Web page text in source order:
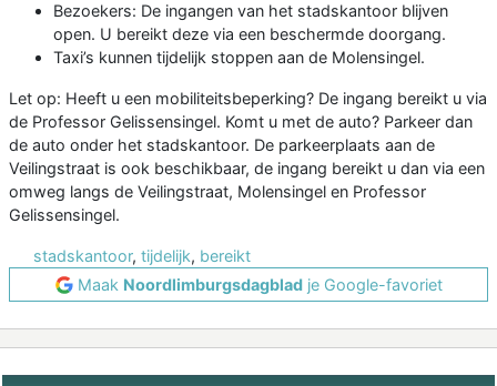
Bezoekers: De ingangen van het stadskantoor blijven
open. U bereikt deze via een beschermde doorgang.
Taxi’s kunnen tijdelijk stoppen aan de Molensingel.
Let op: Heeft u een mobiliteitsbeperking? De ingang bereikt u via
de Professor Gelissensingel. Komt u met de auto? Parkeer dan
de auto onder het stadskantoor. De parkeerplaats aan de
Veilingstraat is ook beschikbaar, de ingang bereikt u dan via een
omweg langs de Veilingstraat, Molensingel en Professor
Gelissensingel.
stadskantoor, tijdelijk, bereikt
Maak Noordlimburgsdagbladje Google-favoriet